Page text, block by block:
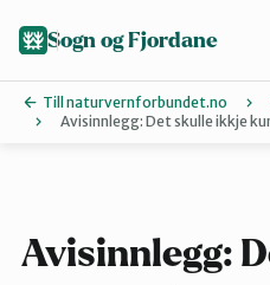
Sogn og Fjordane
Till naturvernforbundet.no
Avisinnlegg: Det skulle ikkje
Avisinnlegg: